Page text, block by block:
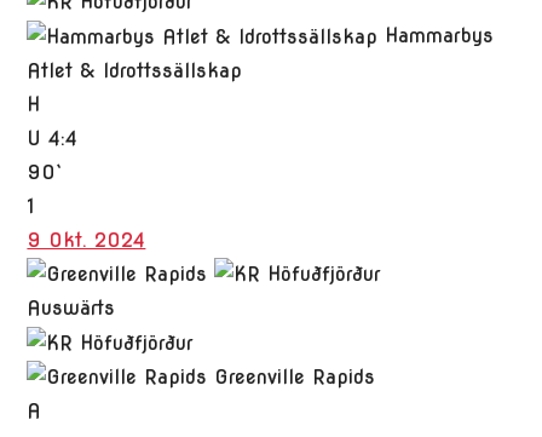
Hammarbys
Atlet & Idrottssällskap
H
U 4:4
90`
1
9 Okt. 2024
Auswärts
Greenville Rapids
A